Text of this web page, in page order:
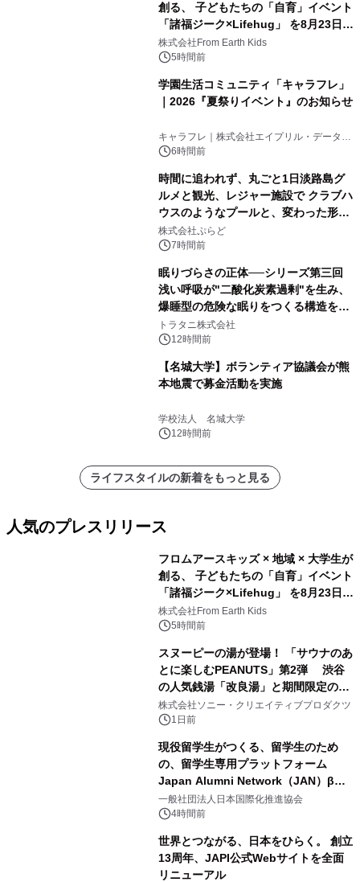
創る、 子どもたちの「自育」イベント
「諸福ジーク×Lifehug」 を8月23日
(日)開催
株式会社From Earth Kids
5時間前
学園生活コミュニティ「キャラフレ」
｜2026『夏祭りイベント』のお知らせ
キャラフレ｜株式会社エイプリル・データ・
デザインズ
6時間前
時間に追われず、丸ごと1日淡路島グ
ルメと観光、レジャー施設で クラブハ
ウスのようなプールと、変わった形の
サウナも 「THE BOXY AWAJI」のお
得な素泊まり連泊プランで
株式会社ぷらど
7時間前
眠りづらさの正体──シリーズ第三回
浅い呼吸が"二酸化炭素過剰"を生み、
爆睡型の危険な眠りをつくる構造を解
説
トラタニ株式会社
12時間前
【名城大学】ボランティア協議会が熊
本地震で募金活動を実施
学校法人 名城大学
12時間前
ライフスタイルの新着をもっと見る
人気のプレスリリース
フロムアースキッズ × 地域 × 大学生が
創る、 子どもたちの「自育」イベント
「諸福ジーク×Lifehug」 を8月23日
(日)開催
株式会社From Earth Kids
5時間前
スヌーピーの湯が登場！ 「サウナのあ
とに楽しむPEANUTS」第2弾 渋谷
の人気銭湯「改良湯」と期間限定のコ
ラボレーション サウナイキタイコラ
ボグッズも発売決定！
株式会社ソニー・クリエイティブプロダクツ
1日前
現役留学生がつくる、留学生のため
の、留学生専用プラットフォーム
Japan Alumni Network（JAN）β版
をリリース
一般社団法人日本国際化推進協会
4時間前
世界とつながる、日本をひらく。 創立
13周年、JAPI公式Webサイトを全面
リニューアル